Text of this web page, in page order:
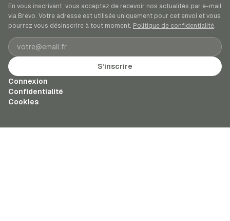
En vous inscrivant, vous acceptez de recevoir nos actualités par e-mail
via Brevo. Votre adresse est utilisée uniquement pour cet envoi et vous
pourrez vous désinscrire à tout moment. Politique de confidentialité.
Adresse e-mail
S’inscrire
Connexion
Confidentialité
Cookies